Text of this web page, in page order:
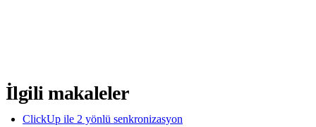
İlgili makaleler
ClickUp ile 2 yönlü senkronizasyon